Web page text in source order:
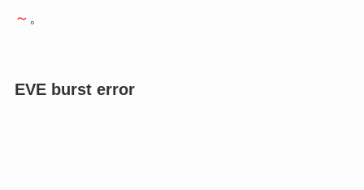
～ 。
EVE burst error